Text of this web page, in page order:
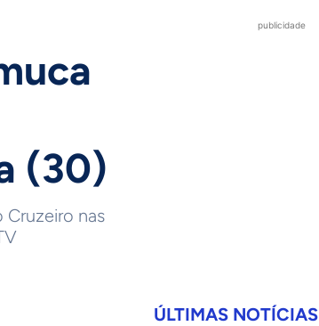
(30)
Cruzeiro nas
publicidade
ÚLTIMAS NOTÍCIAS